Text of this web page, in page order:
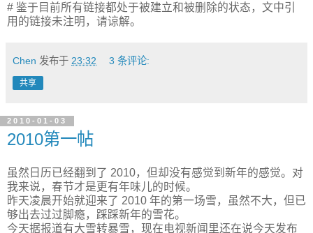
# 鉴于目前所有链接都处于被建立和被删除的状态，文中引
用的链接未注明，请谅解。
Chen 发布于 23:32 3 条评论:
共享
2010-01-03
2010第一帖
虽然日历已经翻到了 2010，但却没有感觉到新年的感觉。对
我来说，春节才是更有年味儿的时候。
昨天凌晨开始就迎来了 2010 年的第一场雪，虽然不大，但已
够出去过过脚瘾，踩踩新年的雪花。
今天据报道有大雪转暴雪，现在电视新闻里还在说今天发布